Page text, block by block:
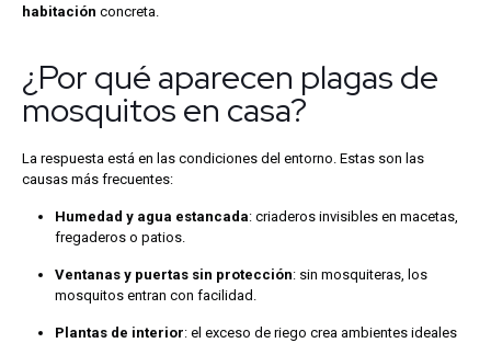
habitación concreta.
¿Por qué aparecen plagas de
mosquitos en casa?
La respuesta está en las condiciones del entorno. Estas son las
causas más frecuentes:
Humedad y agua estancada: criaderos invisibles en macetas,
fregaderos o patios.
Ventanas y puertas sin protección: sin mosquiteras, los
mosquitos entran con facilidad.
Plantas de interior: el exceso de riego crea ambientes ideales